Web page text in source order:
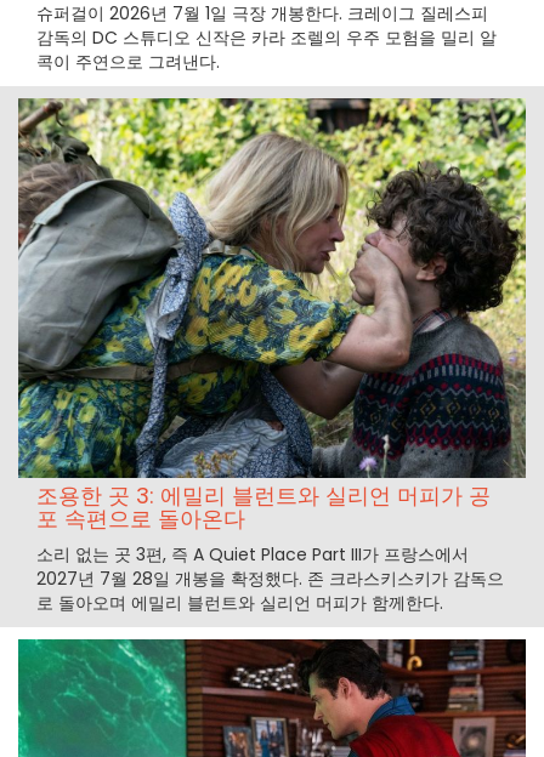
슈퍼걸이 2026년 7월 1일 극장 개봉한다. 크레이그 질레스피
감독의 DC 스튜디오 신작은 카라 조렐의 우주 모험을 밀리 알
콕이 주연으로 그려낸다.
조용한 곳 3: 에밀리 블런트와 실리언 머피가 공
포 속편으로 돌아온다
소리 없는 곳 3편, 즉 A Quiet Place Part III가 프랑스에서
2027년 7월 28일 개봉을 확정했다. 존 크라스키스키가 감독으
로 돌아오며 에밀리 블런트와 실리언 머피가 함께한다.